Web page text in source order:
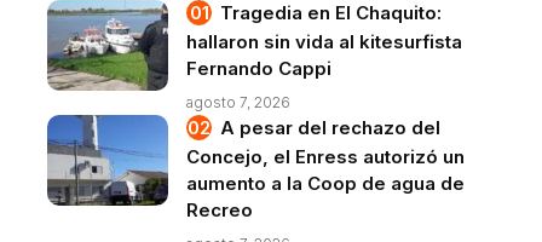
Tragedia en El Chaquito:
hallaron sin vida al kitesurfista
Fernando Cappi
agosto 7, 2026
A pesar del rechazo del
Concejo, el Enress autorizó un
aumento a la Coop de agua de
Recreo